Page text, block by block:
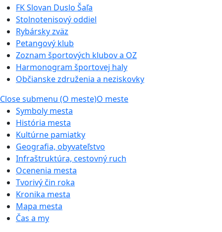
FK Slovan Duslo Šaľa
Stolnotenisový oddiel
Rybársky zväz
Petangový klub
Zoznam športových klubov a OZ
Harmonogram športovej haly
Občianske združenia a neziskovky
Close submenu (O meste)O meste
Symboly mesta
História mesta
Kultúrne pamiatky
Geografia, obyvateľstvo
Infraštruktúra, cestovný ruch
Ocenenia mesta
Tvorivý čin roka
Kronika mesta
Mapa mesta
Čas a my